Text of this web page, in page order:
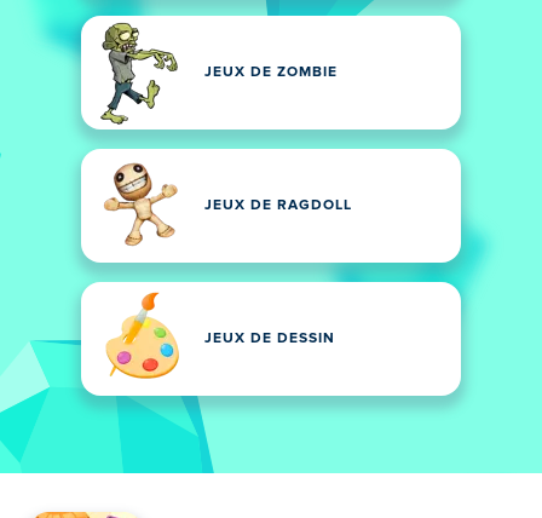
JEUX DE ZOMBIE
JEUX DE RAGDOLL
JEUX DE DESSIN